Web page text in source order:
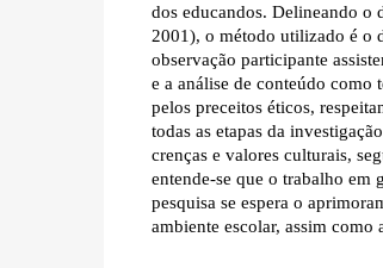
dos educandos. Delineando o
2001), o método utilizado é o
observação participante
e a análise de conteúdo como
pelos preceitos éticos,
todas as etapas da
crenças e valores culturais,
entende-se que o trabalho em
pesquisa se espera o
ambiente escolar, assim